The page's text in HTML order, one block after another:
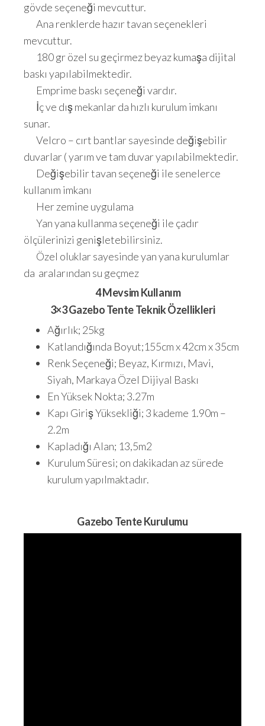
gövde seçeneği mevcuttur.
Ana renklerde hazır tavan seçenekleri
mevcuttur.
180 gr özel su geçirmez beyaz kumaşa dijital
baskı yapılabilmektedir.
Emprime baskı seçeneği vardır.
İç ve dış mekanlar da hızlı kurulum imkanı
sunar.
Velcro – cırt bantlar sayesinde değişebilir
duvarlar ( yarım ve tam duvar yapılabilmektedir.
Değişebilir tavan seçeneği ile senelerce
kullanım imkanı
Her zemine uygulama
Yan yana kullanma seçeneği ile çadır
ölçülerinizi genişletebilirsiniz.
Özel oluklar sayesinde yan yana kurulumlar
da aralarından su geçmez
4 Mevsim Kullanım
3×3 Gazebo Tente Teknik Özellikleri
Ağırlık; 25kg
Katlandığında Boyut;155cm x 42cm x 35cm
Renk Seçeneği; Beyaz, Kırmızı, Mavi,
Siyah, Markaya Özel Dijiyal Baskı
En Yüksek Nokta; 3.27m
Kapı Giriş Yüksekliği; 3 kademe 1.90m –
2.2m
Kapladığı Alan; 13,5m2
Kurulum Süresi; on dakikadan az sürede
kurulum yapılmaktadır.
Gazebo Tente Kurulumu